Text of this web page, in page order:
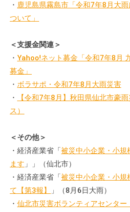
・ 鹿児島県霧島市「令和7年8月大
ついて」
＜支援金関連＞
・ Yahoo!ネット募金「令和7年8月
募金」
・ ボラサポ・令和7年8月大雨災害
・
【令和7年8月】秋田県仙北市豪
ス）
＜その他＞
・経済産業省「 被災中小企業・小規
ます 」」（仙北市）
・経済産業省「 被災中小企業・小規
て【第3報】
」（8月6日大雨）
・ 仙北市災害ボランティアセンタ